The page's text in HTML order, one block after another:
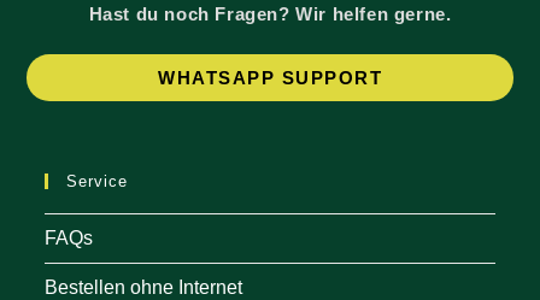
Hast du noch Fragen? Wir helfen gerne.
WHATSAPP SUPPORT
Service
FAQs
Bestellen ohne Internet